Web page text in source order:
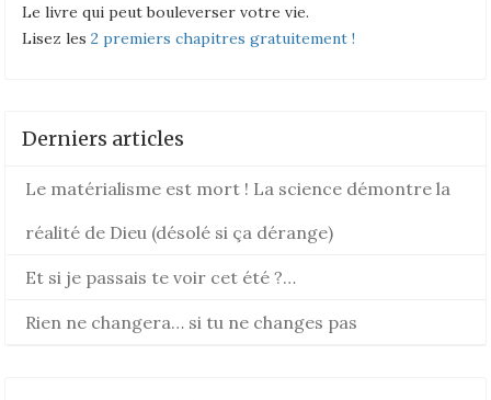
Le livre qui peut bouleverser votre vie.
Lisez les 2 premiers chapitres gratuitement !
Derniers articles
Le matérialisme est mort ! La science démontre la
réalité de Dieu (désolé si ça dérange)
Et si je passais te voir cet été ?…
Rien ne changera… si tu ne changes pas